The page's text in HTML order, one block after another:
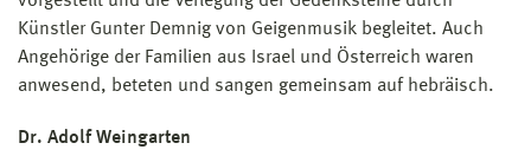
Künstler Gunter Demnig von Geigenmusik begleitet. Auch
Angehörige der Familien aus Israel und Österreich waren
anwesend, beteten und sangen gemeinsam auf hebräisch.
Dr. Adolf Weingarten